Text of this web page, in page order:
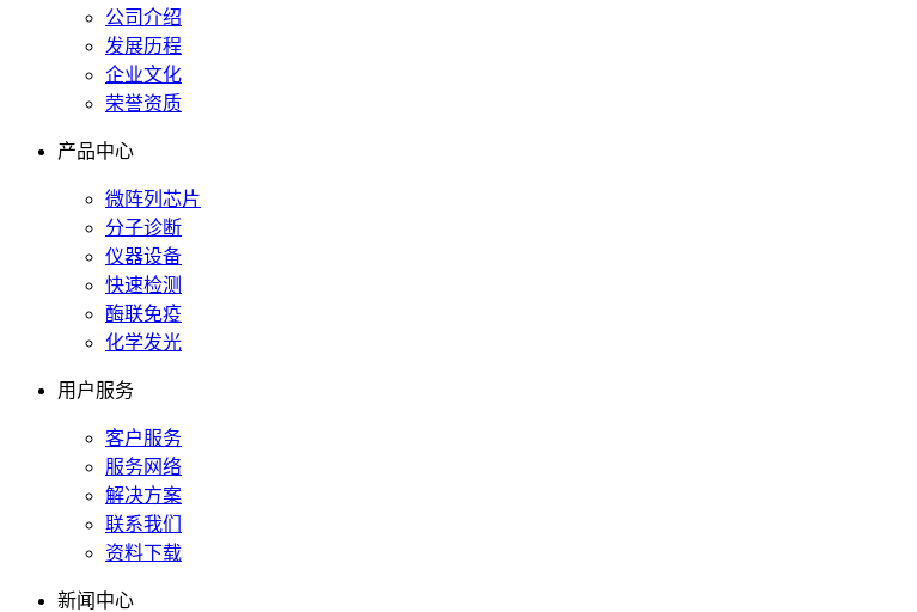
公司介绍
发展历程
企业文化
荣誉资质
产品中心
微阵列芯片
分子诊断
仪器设备
快速检测
酶联免疫
化学发光
用户服务
客户服务
服务网络
解决方案
联系我们
资料下载
新闻中心